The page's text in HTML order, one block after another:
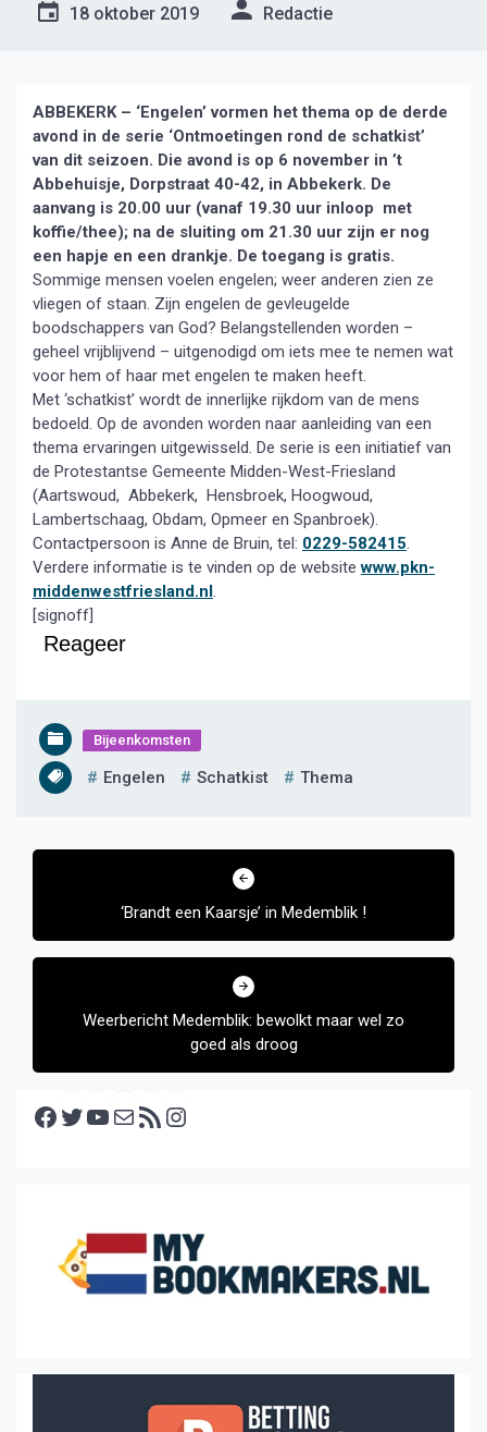
18 oktober 2019 Redactie
ABBEKERK – ‘Engelen’ vormen het thema op de derde
avond in de serie ‘Ontmoetingen rond de schatkist’
van dit seizoen. Die avond is op 6 november in ’t
Abbehuisje, Dorpstraat 40-42, in Abbekerk. De
aanvang is 20.00 uur (vanaf 19.30 uur inloop met
koffie/thee); na de sluiting om 21.30 uur zijn er nog
een hapje en een drankje. De toegang is gratis.
Sommige mensen voelen engelen; weer anderen zien ze
vliegen of staan. Zijn engelen de gevleugelde
boodschappers van God? Belangstellenden worden –
geheel vrijblijvend – uitgenodigd om iets mee te nemen wat
voor hem of haar met engelen te maken heeft.
Met ‘schatkist’ wordt de innerlijke rijkdom van de mens
bedoeld. Op de avonden worden naar aanleiding van een
thema ervaringen uitgewisseld. De serie is een initiatief van
de Protestantse Gemeente Midden-West-Friesland
(Aartswoud, Abbekerk, Hensbroek, Hoogwoud,
Lambertschaag, Obdam, Opmeer en Spanbroek).
Contactpersoon is Anne de Bruin, tel: 0229-582415.
Verdere informatie is te vinden op de websitewww.pkn-
middenwestfriesland.nl.
[signoff]
Reageer
Bijeenkomsten
Engelen Schatkist Thema
Bericht
‘Brandt een Kaarsje’ in Medemblik !
Weerbericht Medemblik: bewolkt maar wel zo
goed als droog
Facebook Twitter YouTube E-mail RSS feed